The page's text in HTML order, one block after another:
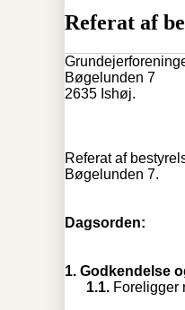
Referat af
Bøgelunden 7
2635 Ishøj.
Referat af
Bøgelunden 7.
Dagsorden:
1. Godkendelse
1.1. Foreligger